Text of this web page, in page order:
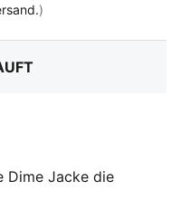
)
Dime Jacke die
Fit und